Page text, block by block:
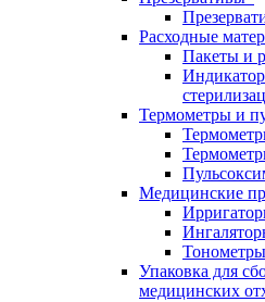
Расходные
Пакеты и
Термометры и
Медицинские
Тонометры
Упаковка для
медицинских